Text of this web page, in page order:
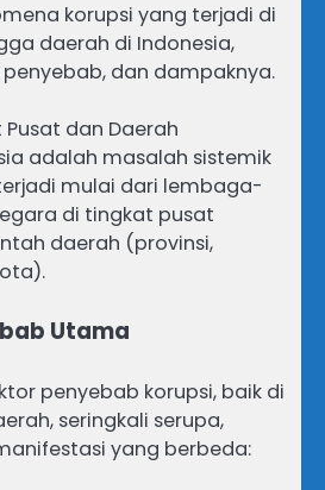
korupsi yang terjadi di
daerah di Indonesia,
dan dampaknya.
dan Daerah
adalah masalah sistemik
mulai dari lembaga-
di tingkat pusat
daerah (provinsi,
Utama
penyebab korupsi, baik di
seringkali serupa,
yang berbeda: